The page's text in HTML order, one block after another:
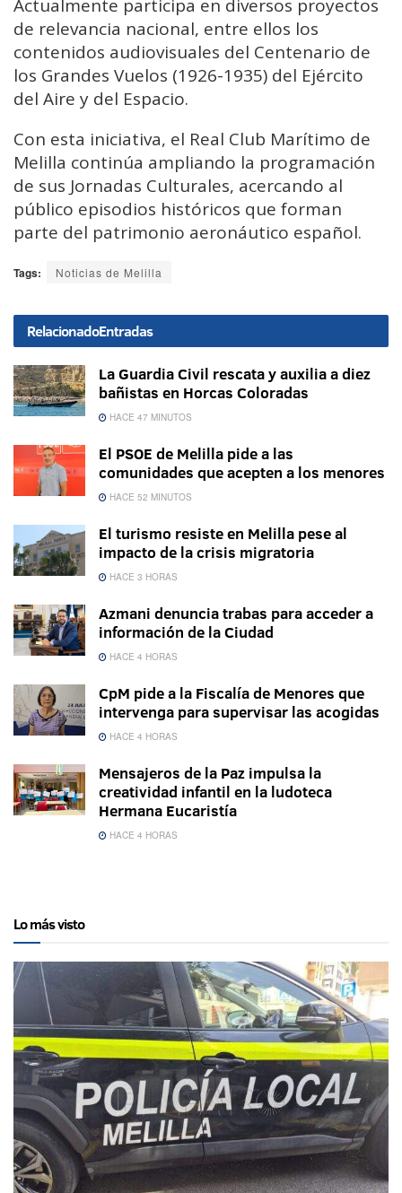
Actualmente participa en diversos proyectos
de relevancia nacional, entre ellos los
contenidos audiovisuales del Centenario de
los Grandes Vuelos (1926-1935) del Ejército
del Aire y del Espacio.
Con esta iniciativa, el Real Club Marítimo de
Melilla continúa ampliando la programación
de sus Jornadas Culturales, acercando al
público episodios históricos que forman
parte del patrimonio aeronáutico español.
Tags: Noticias de Melilla
RelacionadoEntradas
La Guardia Civil rescata y auxilia a diez
bañistas en Horcas Coloradas
HACE 47 MINUTOS
El PSOE de Melilla pide a las
comunidades que acepten a los menores
HACE 52 MINUTOS
El turismo resiste en Melilla pese al
impacto de la crisis migratoria
HACE 3 HORAS
Azmani denuncia trabas para acceder a
información de la Ciudad
HACE 4 HORAS
CpM pide a la Fiscalía de Menores que
intervenga para supervisar las acogidas
HACE 4 HORAS
Mensajeros de la Paz impulsa la
creatividad infantil en la ludoteca
Hermana Eucaristía
HACE 4 HORAS
Lo más visto